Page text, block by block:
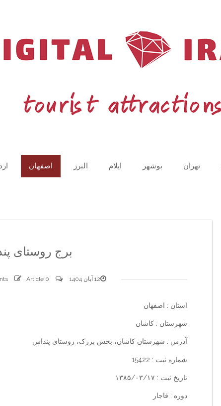
اصفهان البرز ایلام بوشهر تهران
برج روستای
12 آبان 1404 0 comments
Article
استان : اصفهان
شهرستان : کاشان
آدرس : شهرستان کاشان، بخش برزک، روستای پنداس
شماره ثبت : 15422
تاریخ ثبت : ۱۳۸۵/۰۳/۱۷
دوره : قاجار